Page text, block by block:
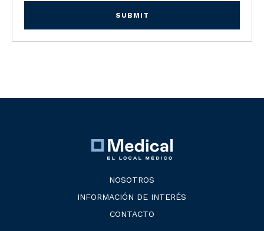
NOSOTROS
INFORMACIÓN DE INTERÉS
CONTACTO